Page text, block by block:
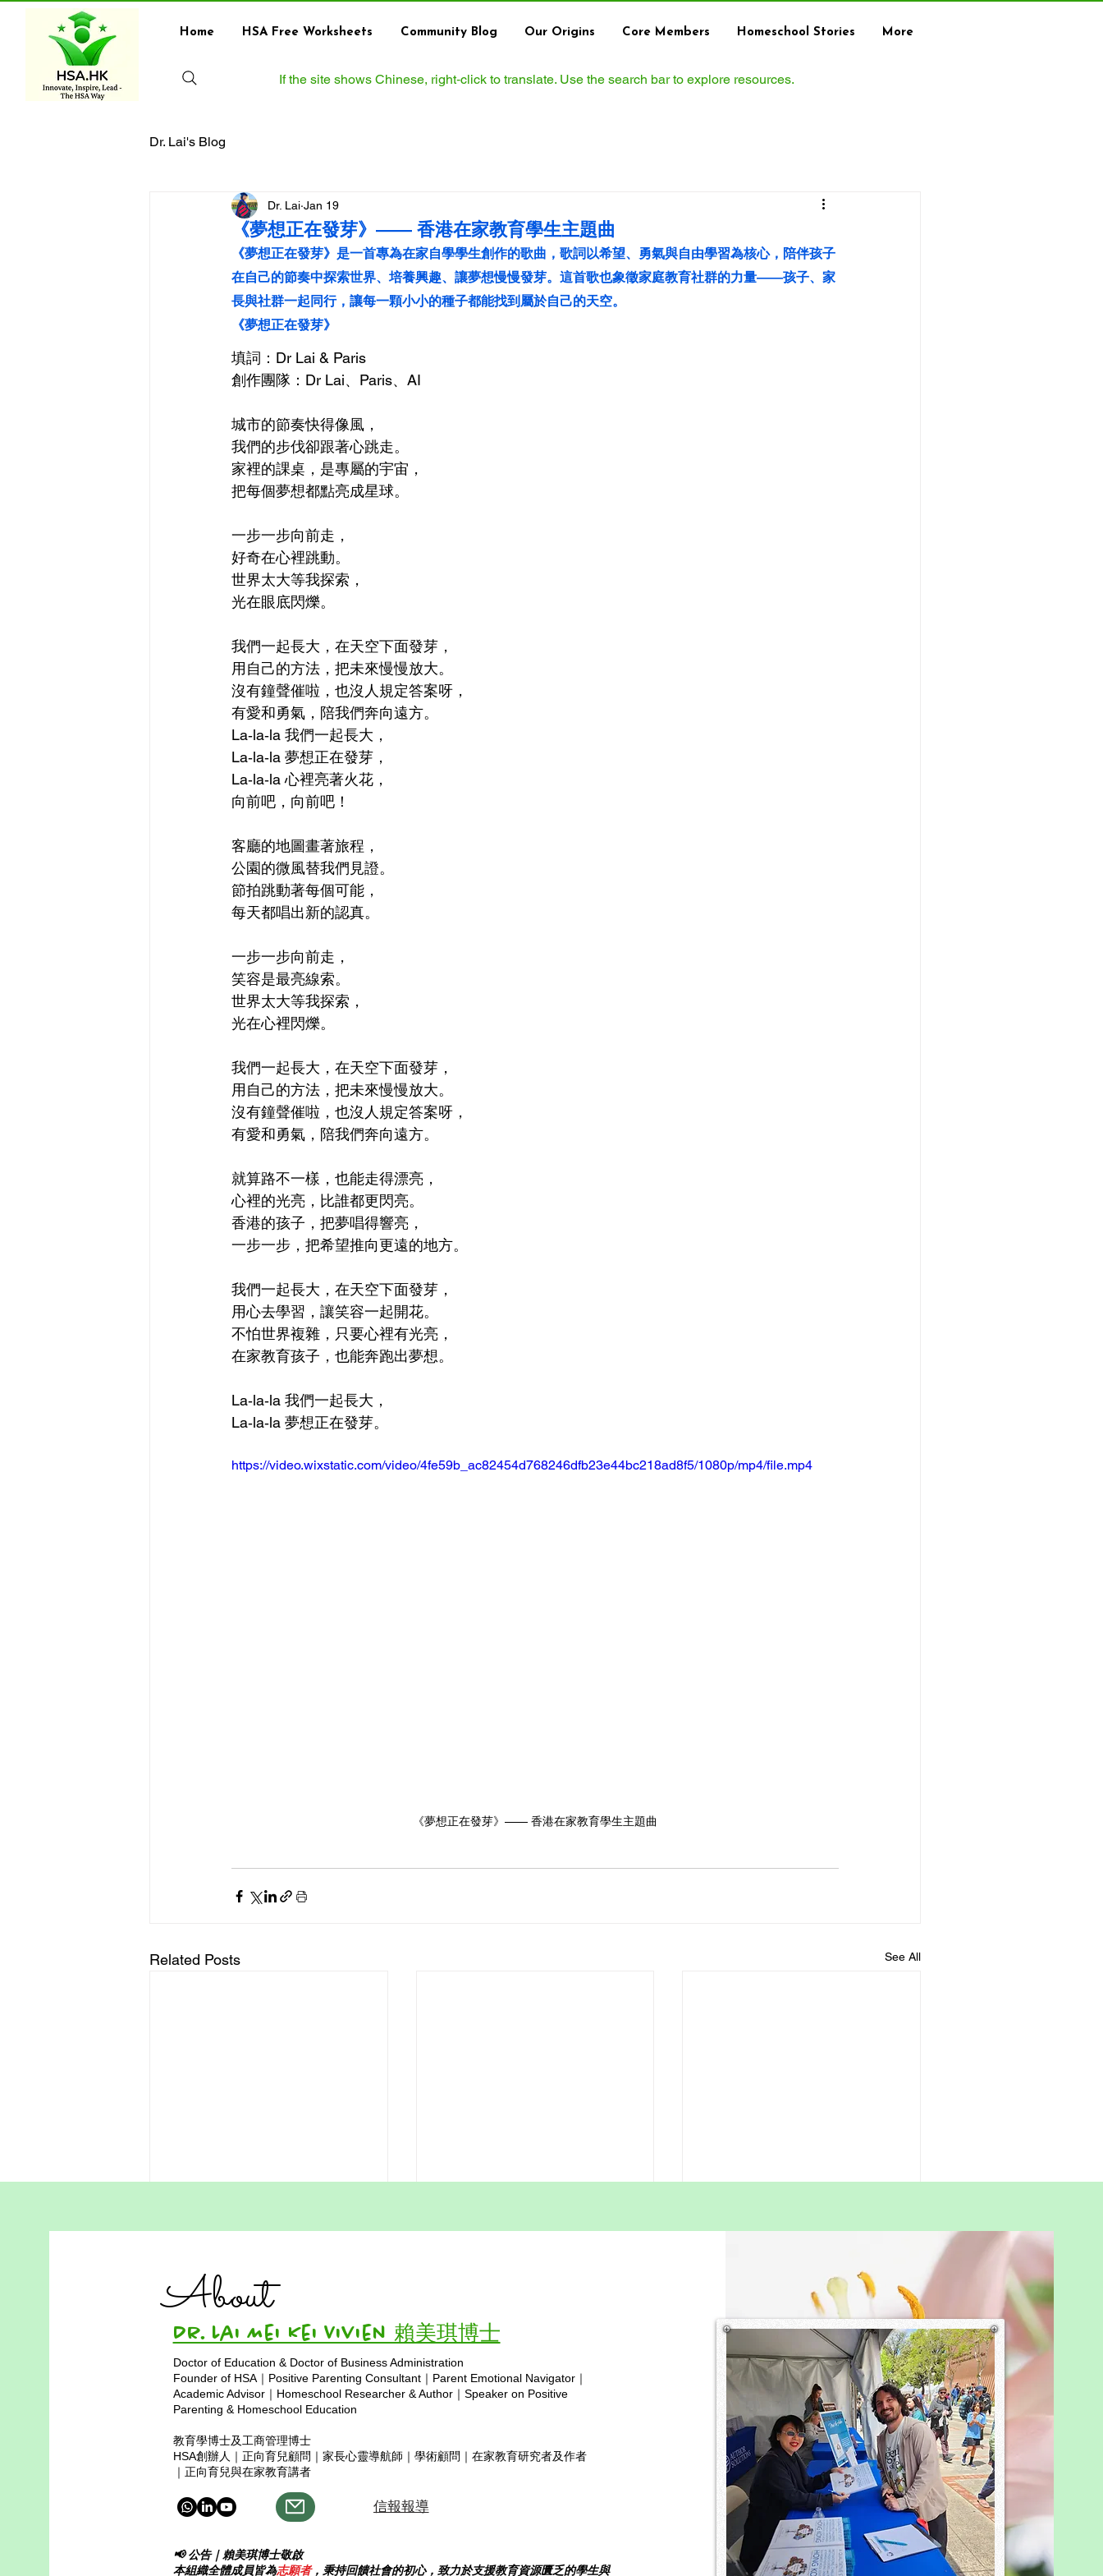
Home HSA Free Worksheets Community Blog Our Origins Core Members Homeschool Stories More
If the site shows Chinese, right‑click to translate. Use the search bar to explore resources.
Dr. Lai's Blog
《夢想正在發芽》—— 香港在家教育學生主題曲
Dr. Lai Jan 19
《夢想正在發芽》是一首專為在家自學學生創作的歌曲，歌詞以希望、勇氣與自由學習為核心，陪伴孩子
在自己的節奏中探索世界、培養興趣、讓夢想慢慢發芽。這首歌也象徵家庭教育社群的力量——孩子、家
長與社群一起同行，讓每一顆小小的種子都能找到屬於自己的天空。
《夢想正在發芽》
填詞：Dr Lai & Paris
創作團隊：Dr Lai、Paris、AI
城市的節奏快得像風，
我們的步伐卻跟著心跳走。
家裡的課桌，是專屬的宇宙，
把每個夢想都點亮成星球。
一步一步向前走，
好奇在心裡跳動。
世界太大等我探索，
光在眼底閃爍。
我們一起長大，在天空下面發芽，
用自己的方法，把未來慢慢放大。
沒有鐘聲催啦，也沒人規定答案呀，
有愛和勇氣，陪我們奔向遠方。
La‑la‑la 我們一起長大，
La‑la‑la 夢想正在發芽，
La‑la‑la 心裡亮著火花，
向前吧，向前吧！
客廳的地圖畫著旅程，
公園的微風替我們見證。
節拍跳動著每個可能，
每天都唱出新的認真。
一步一步向前走，
笑容是最亮線索。
世界太大等我探索，
光在心裡閃爍。
我們一起長大，在天空下面發芽，
用自己的方法，把未來慢慢放大。
沒有鐘聲催啦，也沒人規定答案呀，
有愛和勇氣，陪我們奔向遠方。
就算路不一樣，也能走得漂亮，
心裡的光亮，比誰都更閃亮。
香港的孩子，把夢唱得響亮，
一步一步，把希望推向更遠的地方。
我們一起長大，在天空下面發芽，
用心去學習，讓笑容一起開花。
不怕世界複雜，只要心裡有光亮，
在家教育孩子，也能奔跑出夢想。
La‑la‑la 我們一起長大，
La‑la‑la 夢想正在發芽。
https://video.wixstatic.com/video/4fe59b_ac82454d768246dfb23e44bc218ad8f5/1080p/mp4/file.mp4
《夢想正在發芽》—— 香港在家教育學生主題曲
Related Posts See All
清晨的第一道光，照進他的教室
裡， 古學俊博士的聲音，像指南
針般堅定。 他看見每個孩子，都
藏著一片天空， 一句鼓勵、一個
學俊博士，你是那道光， 帶著智
慧與溫柔，照亮前方。 古學俊博
士，你的心多堅強， 用一生去相
學習不是比賽，是一段旅程， 跌
倒也算前進，迷路也能變成風景。
他用耐心搭起橋樑，讓孩子跨越恐
懼， 在他的世
個季節， 看夢想在心裡慢慢浮
起向前飛。 自由學習，愛作後
盾， 孩子的光芒照亮整個世界。
不必追， 跟著孩子的節奏向前。
我們常常以為「教育」需要課本、
課室、練習冊，甚至一套完整的教
學計劃。但其實，教育的本質從來
不是一套制度，而是一種生活方
式。 教育就是生活本身。孩子每
天所看見、所經歷、所感受的一
切，都在塑造他們的價值觀、思考
方式與生命態度。這些學習，比任
何課本都更深刻、更立體。 社
會，是孩子最真實的「學校」 我
們帶孩子走進社會，他們便走進了
Copyright © 2025 hsa.com
About
Dr. Lai Mei Kei Vivien 賴美琪博士
Doctor of Education & Doctor of Business Administration
Founder of HSA｜Positive Parenting Consultant｜Parent Emotional Navigator｜
Academic Advisor｜Homeschool Researcher & Author｜Speaker on Positive
Parenting & Homeschool Education
教育學博士及工商管理博士
HSA創辦人｜正向育兒顧問｜家長心靈導航師｜學術顧問｜在家教育研究者及作者
｜正向育兒與在家教育講者
信報報導
📢 公告｜賴美琪博士敬啟
本組織全體成員皆為志願者，秉持回饋社會的初心，致力於支援教育資源匱乏的學生與